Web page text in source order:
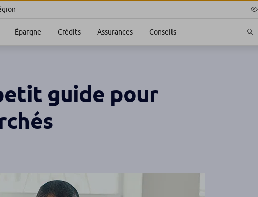
Épargne Crédits Assurances Conseils
guide pour